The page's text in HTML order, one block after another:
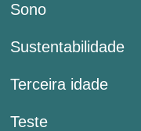
Sono
Sustentabilidade
Terceira idade
Teste